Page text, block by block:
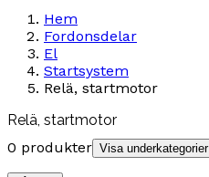
Hem
Fordonsdelar
El
Startsystem
Relä, startmotor
Relä, startmotor
0 produkter Visa underkategorier